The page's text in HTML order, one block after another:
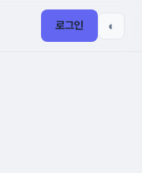
로그인 ◐